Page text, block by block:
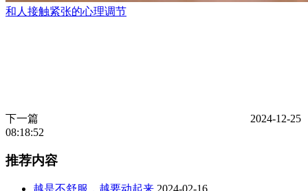
和人接触紧张的心理调节
下一篇
2024-12-25
08:18:52
推荐内容